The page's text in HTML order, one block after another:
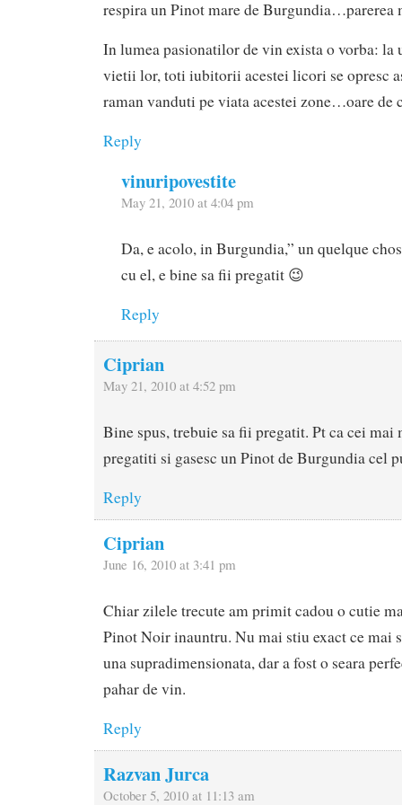
respira un Pinot mare de Burgundia…parerea
In lumea pasionatilor de vin exista o vorba: la
vietii lor, toti iubitorii acestei licori se opresc
raman vanduti pe viata acestei zone…oare de
Reply
vinuripovestite
May 21, 2010 at 4:04 pm
Da, e acolo, in Burgundia,” un quelque
cu el, e bine sa fii pregatit 😉
Reply
Ciprian
May 21, 2010 at 4:52 pm
Bine spus, trebuie sa fii pregatit. Pt ca cei mai
pregatiti si gasesc un Pinot de Burgundia cel
Reply
Ciprian
June 16, 2010 at 3:41 pm
Chiar zilele trecute am primit cadou o cutie
Pinot Noir inauntru. Nu mai stiu exact ce mai
una supradimensionata, dar a fost o seara
pahar de vin.
Reply
Razvan Jurca
October 5, 2010 at 11:13 am